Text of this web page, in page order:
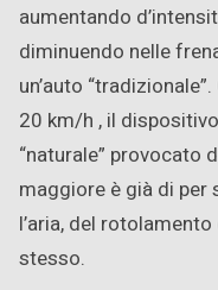
aumentando
diminuendo nelle
un’auto
20 km/h , il
“naturale” provocato
maggiore è già di per
l’aria, del
stesso.